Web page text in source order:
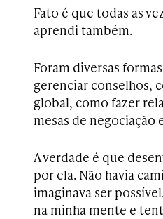
Fato é que todas as
aprendi também.
Foram diversas
gerenciar conselhos,
global, como fazer
mesas de negociação
A verdade é que
por ela. Não havia
imaginava ser
na minha mente e